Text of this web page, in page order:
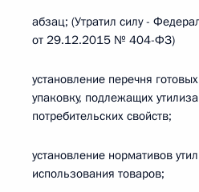
абзац; (Утратил силу -
от 29.12.2015 № 404-ФЗ)
установление перечня
упаковку, подлежащих
потребительских свойств;
установление нормативов
использования товаров;